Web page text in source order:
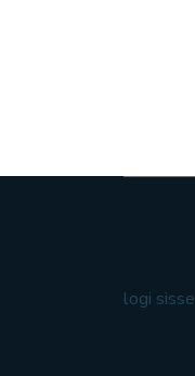
logi sisse